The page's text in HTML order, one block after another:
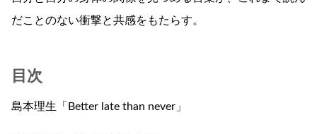
だことのない衝撃と共感をもたらす。
目次
島本理生「Better late than never」